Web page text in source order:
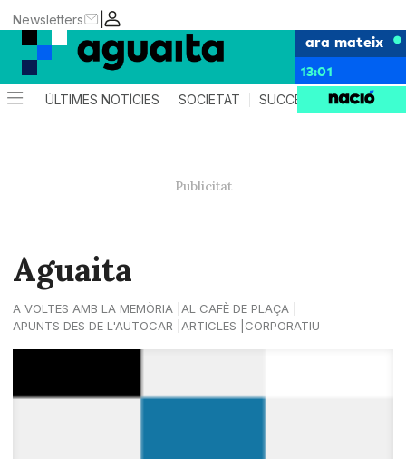
|
Newsletters
ara mateix
13:01
ÚLTIMES NOTÍCIES SOCIETAT SUCCESSOS AGENDA
Aguaita
A VOLTES AMB LA MEMÒRIA
AL CAFÈ DE PLAÇA
APUNTS DES DE L'AUTOCAR
ARTICLES CORPORATIU